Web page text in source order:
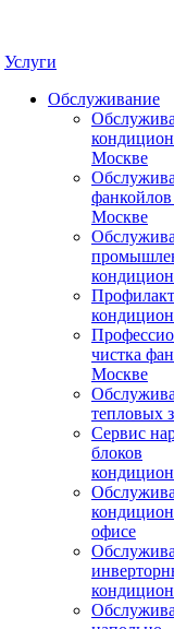
Услуги
Обслуживание
Москве
Москве
чистка
Москве
тепловых
Сервис
блоков
офисе